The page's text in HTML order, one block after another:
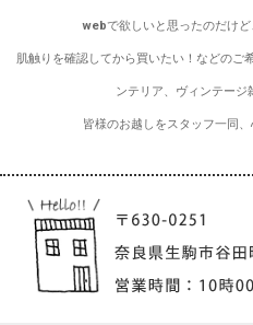
webで欲しいと思ったのだけど
肌触りを確認してから買いたい！などのご
ンテリア、ヴィンテージ
皆様のお越しをスタッフ一同、